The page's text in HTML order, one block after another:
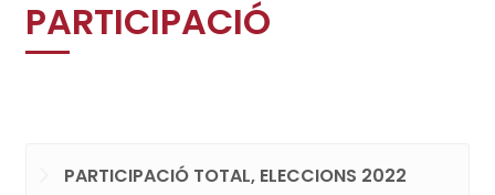
PARTICIPACIÓ
PARTICIPACIÓ TOTAL, ELECCIONS 2022